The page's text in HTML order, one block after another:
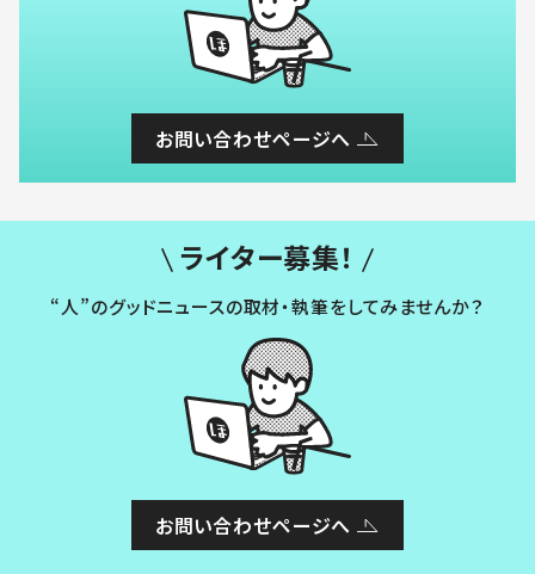
お問い合わせページへ
ライター募集！
“人”のグッドニュースの取材・執筆をしてみませんか？
お問い合わせページへ